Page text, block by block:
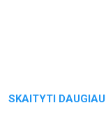
SKAITYTI DAUGIAU